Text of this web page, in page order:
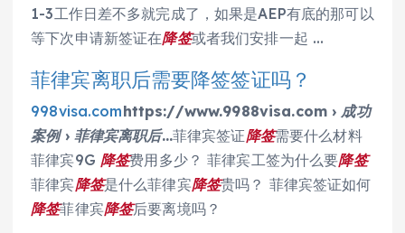
1-3工作日差不多就完成了，如果是AEP有底的那可以
等下次申请新签证在降签或者我们安排一起 …
菲律宾离职后需要降签签证吗？
998visa.comhttps://www.9988visa.com › 成功
案例 › 菲律宾离职后…菲律宾签证降签需要什么材料
菲律宾9G 降签费用多少？ 菲律宾工签为什么要降签
菲律宾降签是什么菲律宾降签贵吗？ 菲律宾签证如何
降签菲律宾降签后要离境吗？